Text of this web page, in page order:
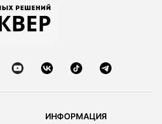
ИНФОРМАЦИЯ